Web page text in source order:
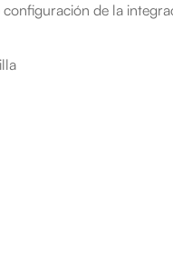
de la